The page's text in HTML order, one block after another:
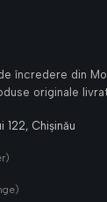
încredere din
originale
122, Chișinău